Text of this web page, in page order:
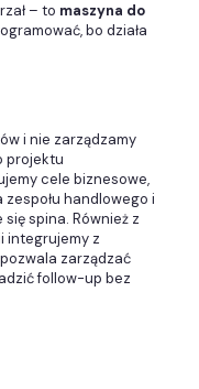
– to maszyna do
bo działa
i nie zarządzamy
projektu
cele biznesowe,
zespołu handlowego i
spina. Również z
integrujemy z
zarządzać
follow-up bez